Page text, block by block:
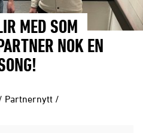
MED SOM
NOK EN
Partnernytt /